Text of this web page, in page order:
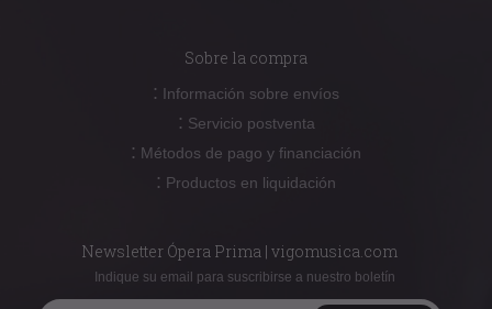
Sobre la compra
: Información sobre envíos
: Servicio postventa
: Métodos de pago y financiación
: Productos en liquidación
Newsletter Ópera Prima | vigomusica.com
Indique su email para suscribirse a nuestro boletín